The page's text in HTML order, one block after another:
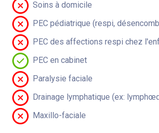
Soins à domicile
PEC pédiatrique (respi,
PEC des affections respi chez
PEC en cabinet
Paralysie faciale
Drainage lymphatique (ex:
Maxillo-faciale